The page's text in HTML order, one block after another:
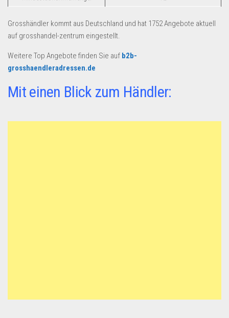
B2B Produkte
Amazon
Lidl
Grosshändler kommt aus Deutschland und hat 1752 Angebote aktuell
auf grosshandel-zentrum eingestellt.
Weitere Top Angebote finden Sie auf b2b-
grosshaendleradressen.de
Mit einen Blick zum Händler: